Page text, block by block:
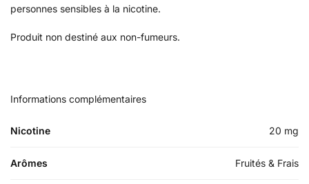
personnes sensibles à la nicotine.
Produit non destiné aux non-fumeurs.
Informations complémentaires
Nicotine 20 mg
Arômes Fruités & Frais